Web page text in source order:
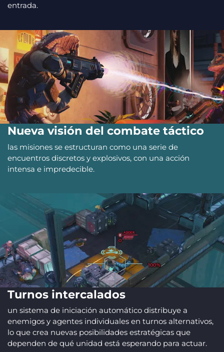
entrada.
Nueva visión del combate táctico
las misiones se estructuran como una serie de
encuentros discretos y explosivos, con una acción
intensa e impredecible.
Turnos intercalados
un sistema de iniciación automático distribuye a
enemigos y agentes individuales en turnos alternativos,
lo que crea nuevas posibilidades estratégicas que
dependen de qué unidad está esperando para actuar.